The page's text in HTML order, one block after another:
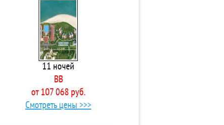
11 ночей
BB
от 107 068 руб.
Смотреть цены >>>